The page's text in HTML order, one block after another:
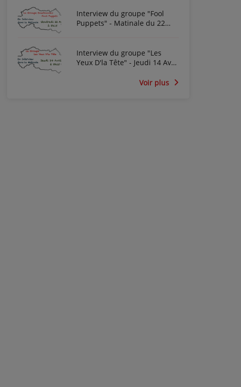
Interview du groupe "Fool
Puppets" - Matinale du 22
Interview du groupe "Les
Yeux D'la Tête" - Jeudi 14 Avril
Voir plus